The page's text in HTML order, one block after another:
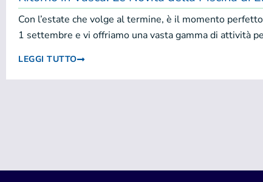
Con l’estate che volge al termine, è il momento
1 settembre e vi offriamo una vasta gamma di attività
LEGGI TUTTO